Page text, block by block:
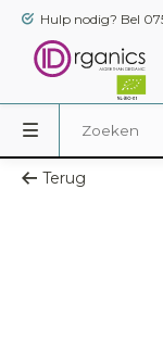
Hulp nodig? Bel
Terug